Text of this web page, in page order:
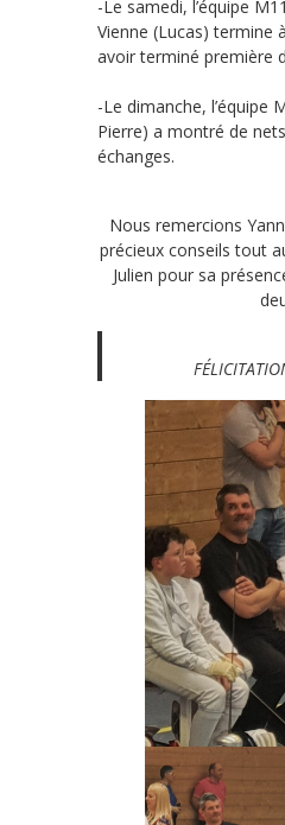
-Le samedi, l’équipe
Vienne (Lucas) termine
avoir terminé première
-Le dimanche, l’équipe
Pierre) a montré de
échanges.
Nous remercions
précieux conseils tout
Julien pour sa